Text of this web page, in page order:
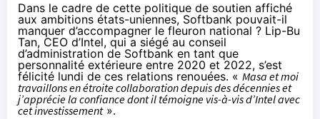
Dans le cadre de cette politique de soutien affiché
aux ambitions états-uniennes, Softbank pouvait-il
manquer d’accompagner le fleuron national ? Lip-Bu
Tan, CEO d’Intel, qui a siégé au conseil
d’administration de Softbank en tant que
personnalité extérieure entre 2020 et 2022, s’est
félicité lundi de ces relations renouées. « Masa et moi
travaillons en étroite collaboration depuis des décennies et
j’apprécie la confiance dont il témoigne vis-à-vis d’Intel avec
cet investissement».